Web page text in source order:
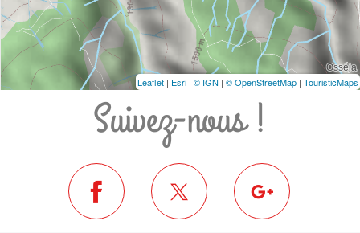
Leaflet | Esri | © IGN | © OpenStreetMap | TouristicMaps
Suivez-nous !